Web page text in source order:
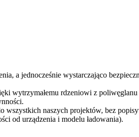
a jednocześnie wystarczająco
wytrzymałemu rdzeniowi z
wszystkich naszych projektów, bez
od urządzenia i modelu ładowania).